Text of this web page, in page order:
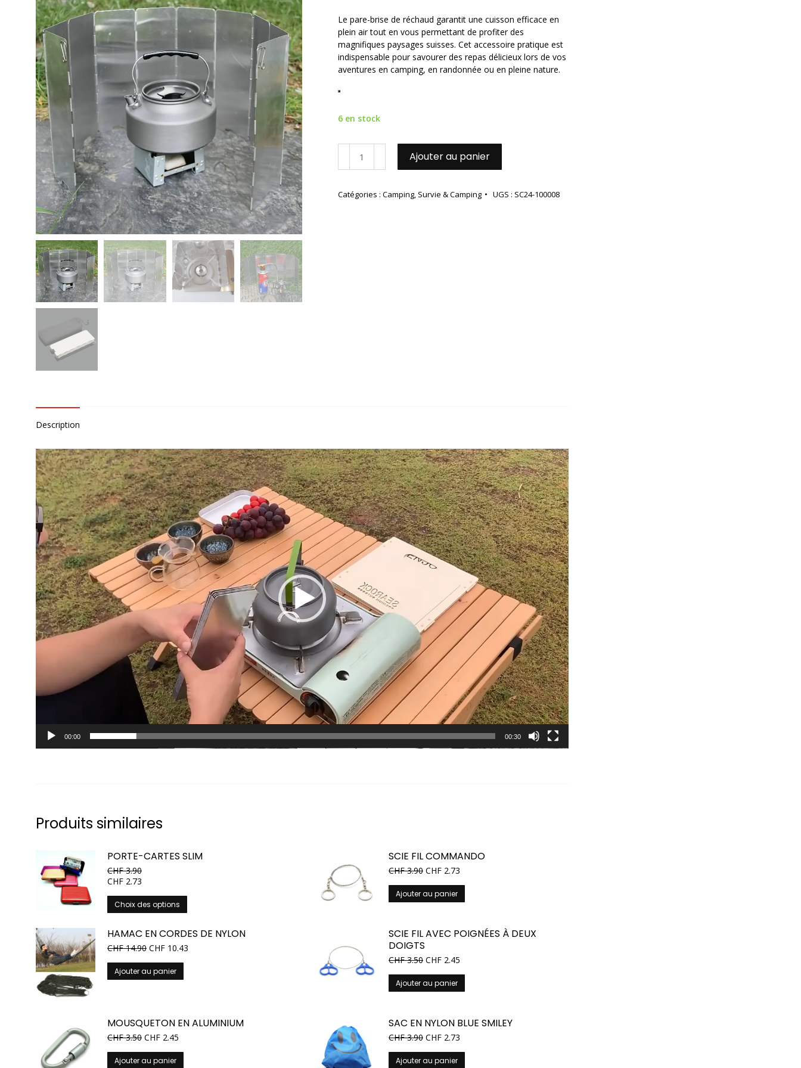
Le pare-brise de réchaud garantit une cuisson efficace en
plein air tout en vous permettant de profiter des
magnifiques paysages suisses. Cet accessoire pratique est
indispensable pour savourer des repas délicieux lors de vos
aventures en camping, en randonnée ou en pleine nature.
6 en stock
pour
Ajouter au panier
Catégories : Camping, Survie & Camping UGS : SC24-100008
Description
Lecteur
vidéo
00:00 00:30
Produits similaires
PORTE-CARTES SLIM
CHF3.90
CHF 2.73
Choix des options
produit
plusieurs
variations.
sur
SCIE FIL COMMANDO
CHF3.90 CHF 2.73
Ajouter au panier
HAMAC EN CORDES DE NYLON
CHF14.90 CHF 10.43
Ajouter au panier
SCIE FIL AVEC POIGNÉES À DEUX
DOIGTS
CHF3.50 CHF 2.45
Ajouter au panier
MOUSQUETON EN ALUMINIUM
CHF3.50 CHF 2.45
Ajouter au panier
SAC EN NYLON BLUE SMILEY
CHF3.90 CHF 2.73
Ajouter au panier